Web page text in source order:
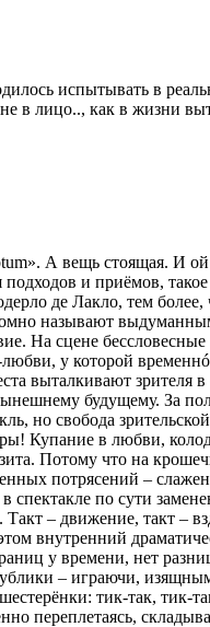
испытывать в
в лицо.., как в жизни
А вещь стоящая. И ой
и приёмов,
де Лакло, тем
называют
На сцене
у которой
выталкивают зрителя
будущему. За
но свобода
Купание в любви,
Потому что на
потрясений –
по сути
– движение, такт –
внутренний
у времени, нет
– играючи,
тик-так, тик-
переплетаясь,